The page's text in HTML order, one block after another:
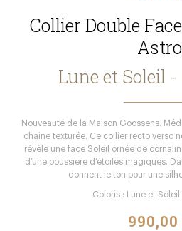
Collier Double
Astro
Lune et Soleil
Nouveauté de la Maison Goossens.
chaine texturée. Ce collier recto verso
révèle une face Soleil ornée de
d’une poussière d’étoiles magiques.
donnent le ton pour une
Coloris : Lune et
990,00